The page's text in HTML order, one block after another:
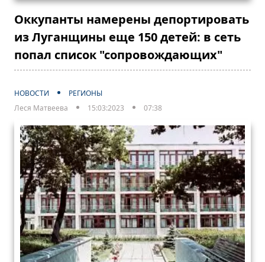
Оккупанты намерены депортировать
из Луганщины еще 150 детей: в сеть
попал список "сопровождающих"
НОВОСТИ
РЕГИОНЫ
Леся Матвеева
15:03:2023 07:38